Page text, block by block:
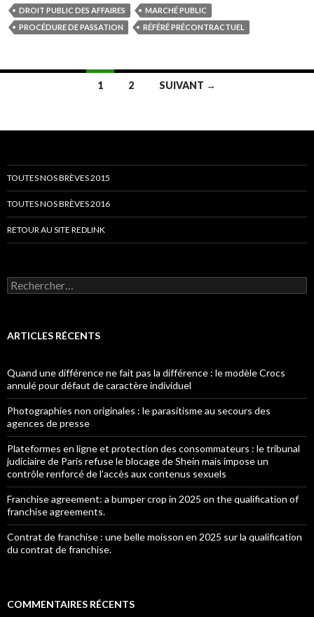
DROIT PUBLIC DES AFFAIRES
MARCHÉ PUBLIC
PROCÉDURE DE PASSATION
RÉFÉRÉ PRÉCONTRACTUEL
articles
1 2 SUIVANT →
TOUTES NOS BRÈVES 2015
TOUTES NOS BRÈVES 2016
RETOUR AU SITE REDLINK
Rechercher :
ARTICLES RÉCENTS
Quand une différence ne fait pas la différence : le modèle Crocs
annulé pour défaut de caractère individuel
Photographies non originales : le parasitisme au secours des
agences de presse
Plateformes en ligne et protection des consommateurs : le tribunal
judiciaire de Paris refuse le blocage de Shein mais impose un
contrôle renforcé de l’accès aux contenus sexuels
Franchise agreement: a bumper crop in 2025 on the qualification of
franchise agreements.
Contrat de franchise : une belle moisson en 2025 sur la qualification
du contrat de franchise.
COMMENTAIRES RÉCENTS